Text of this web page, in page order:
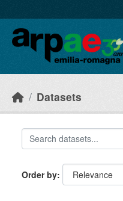
Datasets
Order by